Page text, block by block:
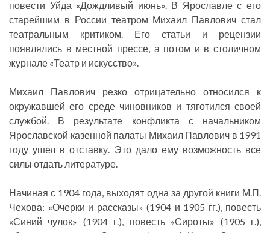
повести Уйда «Дождливый июнь». В Ярославле с его
старейшим в России театром Михаил Павлович стал
театральным критиком. Его статьи и рецензии
появлялись в местной прессе, а потом и в столичном
журнале «Театр и искусство».
Михаил Павлович резко отрицательно относился к
окружавшей его среде чиновников и тяготился своей
службой. В результате конфликта с начальником
Ярославской казенной палаты Михаил Павлович в 1991
году ушел в отставку. Это дало ему возможность все
силы отдать литературе.
Начиная с 1904 года, выходят одна за другой книги М.П.
Чехова: «Очерки и рассказы» (1904 и 1905 гг.), повесть
«Синий чулок» (1904 г.), повесть «Сироты» (1905 г.),